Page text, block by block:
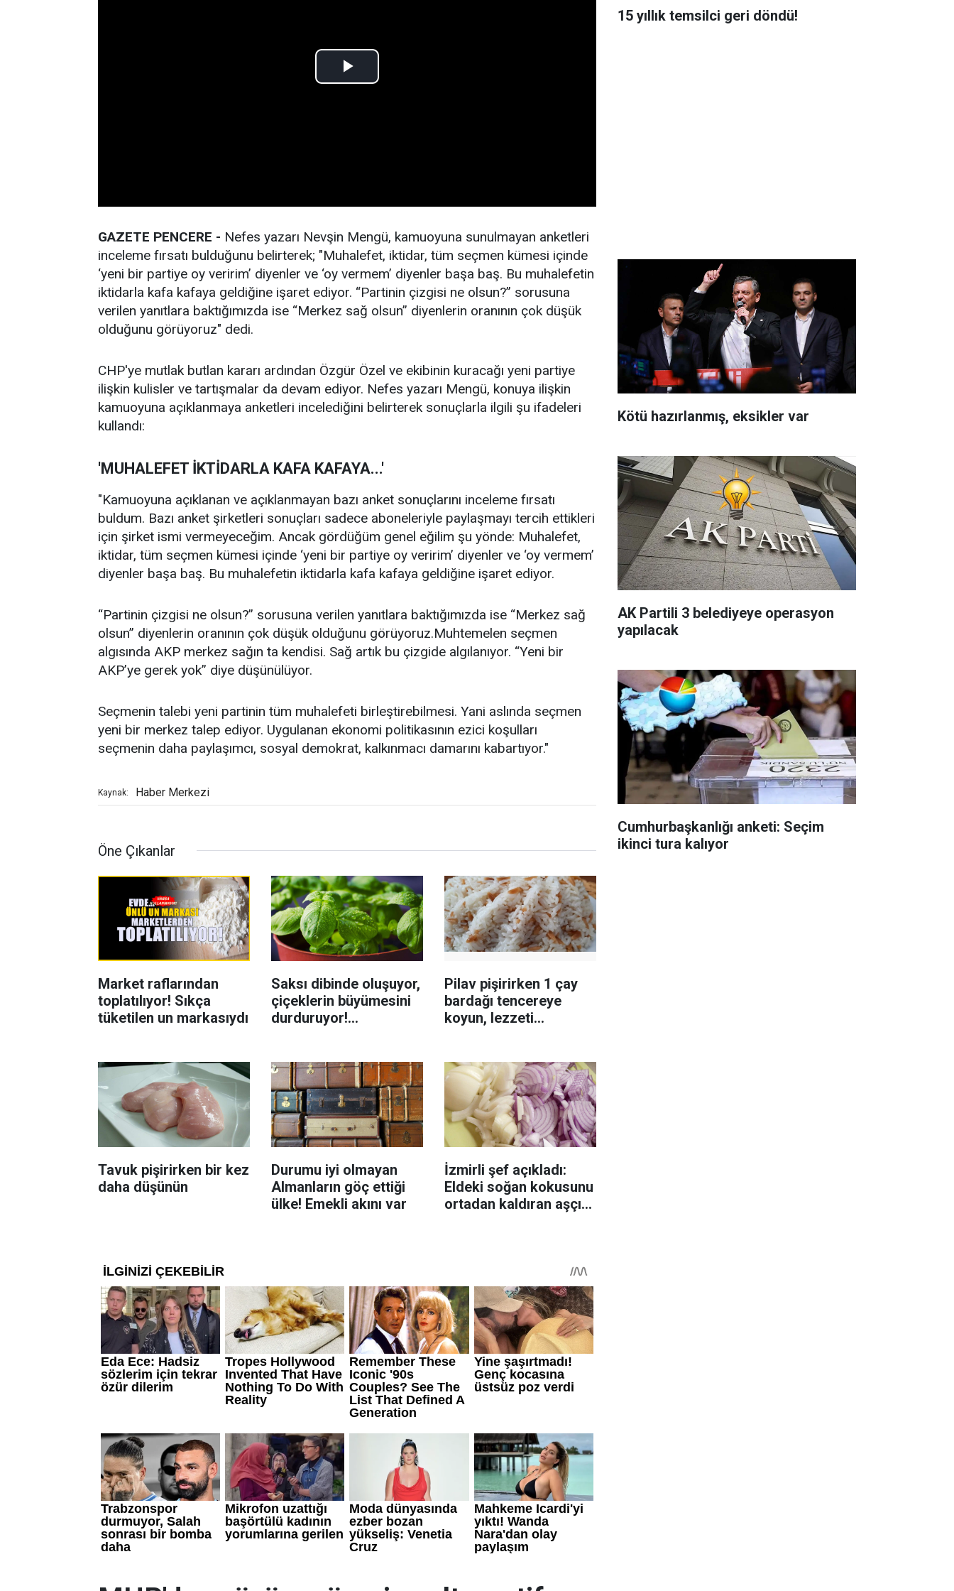
GAZETE PENCERE - Nefes yazarı Nevşin Mengü, kamuoyuna sunulmayan anketleri
inceleme fırsatı bulduğunu belirterek; "Muhalefet, iktidar, tüm seçmen kümesi içinde
‘yeni bir partiye oy veririm’ diyenler ve ‘oy vermem’ diyenler başa baş. Bu muhalefetin
iktidarla kafa kafaya geldiğine işaret ediyor. “Partinin çizgisi ne olsun?” sorusuna
verilen yanıtlara baktığımızda ise “Merkez sağ olsun” diyenlerin oranının çok düşük
olduğunu görüyoruz" dedi.
CHP'ye mutlak butlan kararı ardından Özgür Özel ve ekibinin kuracağı yeni partiye
ilişkin kulisler ve tartışmalar da devam ediyor. Nefes yazarı Mengü, konuya ilişkin
kamuoyuna açıklanmaya anketleri incelediğini belirterek sonuçlarla ilgili şu ifadeleri
kullandı:
'MUHALEFET İKTİDARLA KAFA KAFAYA...'
"Kamuoyuna açıklanan ve açıklanmayan bazı anket sonuçlarını inceleme fırsatı
buldum. Bazı anket şirketleri sonuçları sadece aboneleriyle paylaşmayı tercih ettikleri
için şirket ismi vermeyeceğim. Ancak gördüğüm genel eğilim şu yönde: Muhalefet,
iktidar, tüm seçmen kümesi içinde ‘yeni bir partiye oy veririm’ diyenler ve ‘oy vermem’
diyenler başa baş. Bu muhalefetin iktidarla kafa kafaya geldiğine işaret ediyor.
“Partinin çizgisi ne olsun?” sorusuna verilen yanıtlara baktığımızda ise “Merkez sağ
olsun” diyenlerin oranının çok düşük olduğunu görüyoruz.Muhtemelen seçmen
algısında AKP merkez sağın ta kendisi. Sağ artık bu çizgide algılanıyor. “Yeni bir
AKP’ye gerek yok” diye düşünülüyor.
Seçmenin talebi yeni partinin tüm muhalefeti birleştirebilmesi. Yani aslında seçmen
yeni bir merkez talep ediyor. Uygulanan ekonomi politikasının ezici koşulları
seçmenin daha paylaşımcı, sosyal demokrat, kalkınmacı damarını kabartıyor."
Kaynak: Haber Merkezi
Öne Çıkanlar
Market raflarından
toplatılıyor! Sıkça
tüketilen un markasıydı
Saksı dibinde oluşuyor,
çiçeklerin büyümesini
durduruyor!
Pilav pişirirken 1 çay
bardağı tencereye
koyun, lezzeti
Tavuk pişirirken bir kez
daha düşünün
Durumu iyi olmayan
Almanların göç ettiği
ülke! Emekli akını var
İzmirli şef açıkladı:
Eldeki soğan kokusunu
ortadan kaldıran aşçı
15 yıllık temsilci geri döndü!
Kötü hazırlanmış, eksikler var
AK Partili 3 belediyeye operasyon
yapılacak
Cumhurbaşkanlığı anketi: Seçim
ikinci tura kalıyor